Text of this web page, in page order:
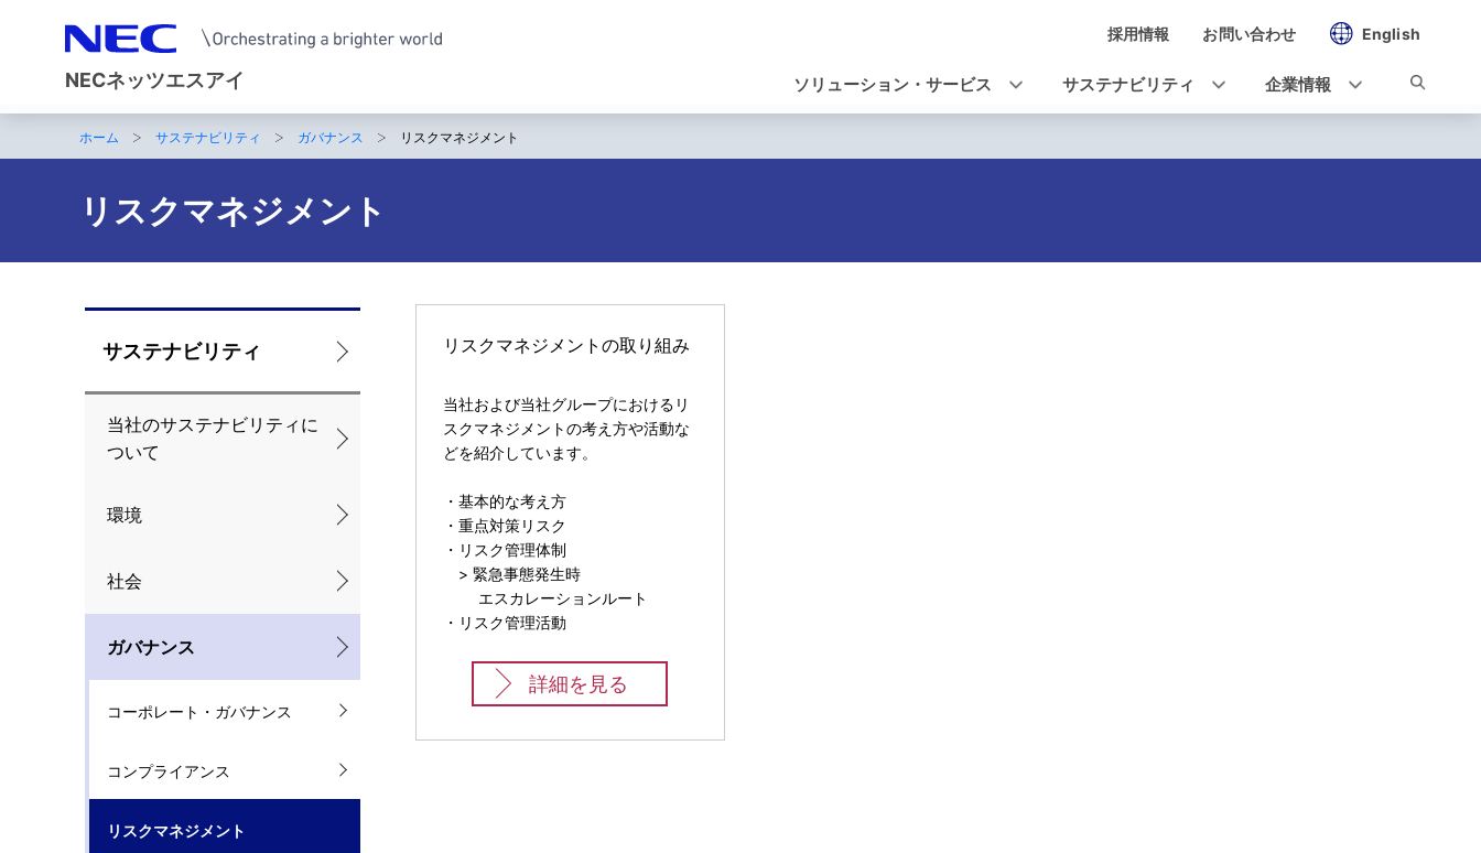
NECネッツエスアイ
ゲ
ー
ン
採用情報 お問い合わせ English
ソリューション・サービス サステナビリティ 企業情報
サ
ト
内
の
現
在
ホーム サステナビリティ ガバナンス リスクマネジメント
リスクマネジメント
ロ
ー
カ
ナ
ー
シ
ョ
ン
サステナビリティ
当社のサステナビリティに
ついて
環境
社会
ガバナンス
コーポレート・ガバナンス
コンプライアンス
リスクマネジメント
リスクマネジメントの取り組み
当社および当社グループにおけるリ
スクマネジメントの考え方や活動な
どを紹介しています。
・基本的な考え方
・重点対策リスク
・リスク管理体制
> 緊急事態発生時
エスカレーションルート
・リスク管理活動
詳細を見る